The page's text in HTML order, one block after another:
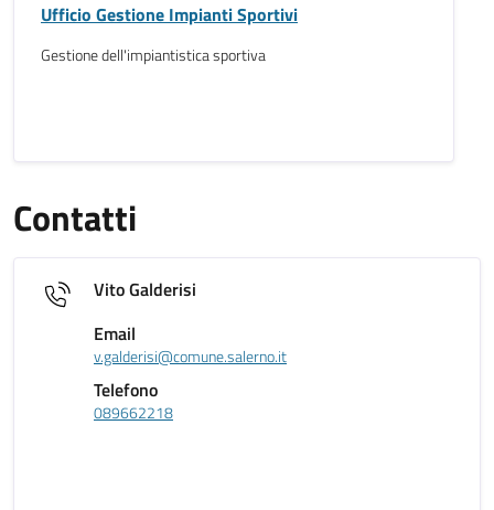
Ufficio Gestione Impianti Sportivi
Gestione dell'impiantistica sportiva
Contatti
Vito Galderisi
Email
v.galderisi@comune.salerno.it
Telefono
089662218